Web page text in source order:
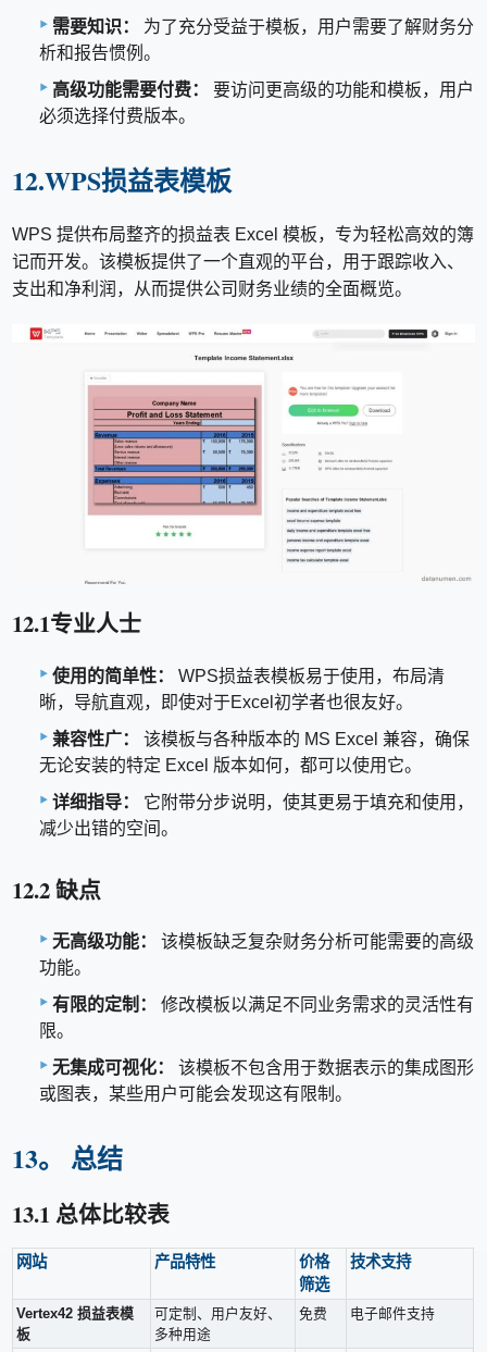
需要知识：
为了充分受益于模板，用户需要了解财务分
析和报告惯例。
高级功能需要付费：
要访问更高级的功能和模板，用户
必须选择付费版本。
12.WPS损益表模板
WPS 提供布局整齐的损益表 Excel 模板，专为轻松高效的簿
记而开发。该模板提供了一个直观的平台，用于跟踪收入、
支出和净利润，从而提供公司财务业绩的全面概览。
12.1专业人士
使用的简单性：
WPS损益表模板易于使用，布局清
晰，导航直观，即使对于Excel初学者也很友好。
兼容性广：
该模板与各种版本的 MS Excel 兼容，确保
无论安装的特定 Excel 版本如何，都可以使用它。
详细指导：
它附带分步说明，使其更易于填充和使用，
减少出错的空间。
12.2 缺点
无高级功能：
该模板缺乏复杂财务分析可能需要的高级
功能。
有限的定制：
修改模板以满足不同业务需求的灵活性有
限。
无集成可视化：
该模板不包含用于数据表示的集成图形
或图表，某些用户可能会发现这有限制。
13。 总结
13.1 总体比较表
网站 产品特性
价格
筛选
技术支持
Vertex42 损益表模
板
可定制、用户友好、
多种用途
免费 电子邮件支持